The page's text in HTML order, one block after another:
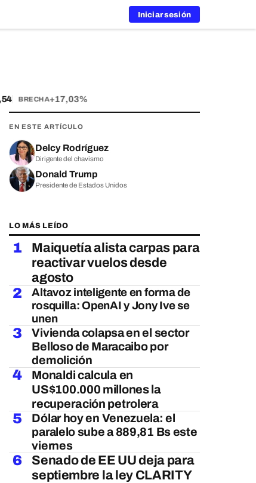
Iniciar sesión
BRECHA+17,03%
EN ESTE ARTÍCULO
Delcy Rodríguez
Dirigente del chavismo
Donald Trump
Presidente de Estados Unidos
LO MÁS LEÍDO
1
Maiquetía alista carpas para
reactivar vuelos desde
agosto
2
Altavoz inteligente en forma de
rosquilla: OpenAI y Jony Ive se
unen
3
Vivienda colapsa en el sector
Belloso de Maracaibo por
demolición
4
Monaldi calcula en
US$100.000 millones la
recuperación petrolera
5
Dólar hoy en Venezuela: el
paralelo sube a 889,81 Bs este
viernes
6
Senado de EE UU deja para
septiembre la ley CLARITY